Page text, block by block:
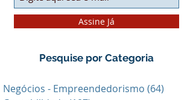
Assine Já
Pesquise por Categoria
Negócios - Empreendedorismo (64)